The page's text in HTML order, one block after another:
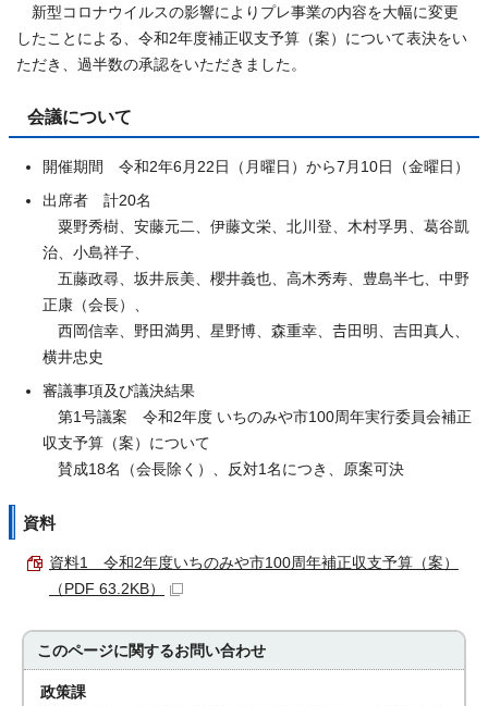
新型コロナウイルスの影響によりプレ事業の内容を大幅に変更
したことによる、令和2年度補正収支予算（案）について表決をい
ただき、過半数の承認をいただきました。
会議について
開催期間 令和2年6月22日（月曜日）から7月10日（金曜日）
出席者 計20名
粟野秀樹、安藤元二、伊藤文栄、北川登、木村孚男、葛谷凱
治、小島祥子、
五藤政尋、坂井辰美、櫻井義也、高木秀寿、豊島半七、中野
正康（会長）、
西岡信幸、野田満男、星野博、森重幸、𠮷田明、吉田真人、
横井忠史
審議事項及び議決結果
第1号議案 令和2年度 いちのみや市100周年実行委員会補正
収支予算（案）について
賛成18名（会長除く）、反対1名につき、原案可決
資料
資料1 令和2年度いちのみや市100周年補正収支予算（案）
（PDF 63.2KB）
このページに関するお問い合わせ
政策課